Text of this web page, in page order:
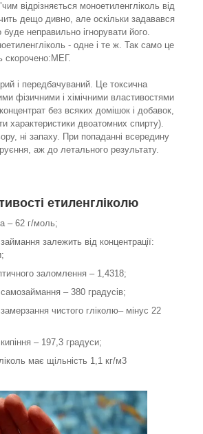
відрізняється моноетиленгліколь від
дещо дивно, але оскільки задавався
буде неправильно ігнорувати його.
- одне і те ж. Так само це
скорочено:МЕГ.
і передбачуваний. Це токсична
фізичними і хімічними властивостями
без всяких домішок і добавок,
характеристики двоатомних спирту).
ні запаху. При попаданні всередину
аж до летального результату.
етиленгліколю
– 62 г/моль;
залежить від концентрації:
заломлення – 1,4318;
– 380 градусів;
чистого гліколю– мінус 22
– 197,3 градуси;
має щільність 1,1 кг/м3